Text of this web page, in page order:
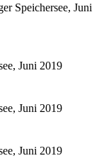
Speichersee, Juni
Juni 2019
Juni 2019
Juni 2019